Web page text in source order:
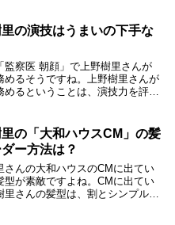
上野樹里さんの旦那の和田唱さん
の演技はうまいの下手な
監察医 朝顔」で上野樹里さんが
めるそうですね。上野樹里さんが
めるということは、演技力を評価
うまい」と言う意見と「下手」と
が出...
里の「大和ハウスCM」の髪
ー方法は？
さんの大和ハウスのCMに出てい
型が素敵ですよね。CMに出てい
里さんの髪型は、割とシンプルな